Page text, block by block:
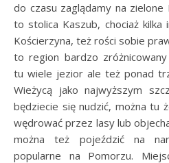
do czasu zaglądamy na zielone
to stolica Kaszub, chociaż
Kościerzyna, też rości sobie
to region bardzo
tu wiele jezior ale też ponad
Wieżycą jako najwyższym
będziecie się nudzić, można tu
wędrować przez lasy lub
można też pojeździć na
popularne na Pomorzu.